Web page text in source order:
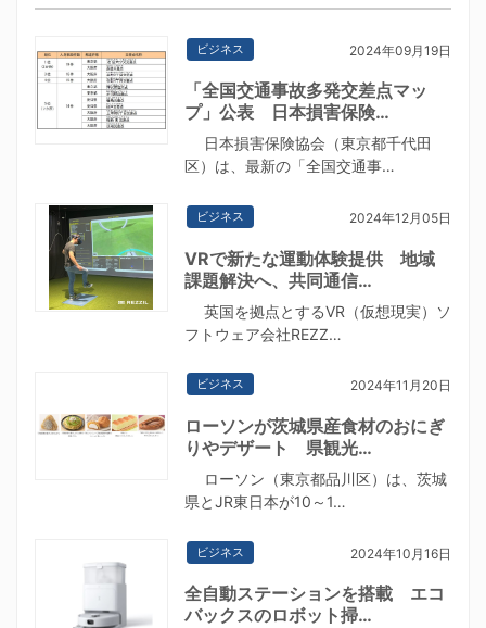
ビジネス 2024年09月19日
「全国交通事故多発交差点マッ
プ」公表 日本損害保険…
日本損害保険協会（東京都千代田
区）は、最新の「全国交通事…
ビジネス 2024年12月05日
VRで新たな運動体験提供 地域
課題解決へ、共同通信…
英国を拠点とするVR（仮想現実）ソ
フトウェア会社REZZ…
ビジネス 2024年11月20日
ローソンが茨城県産食材のおにぎ
りやデザート 県観光…
ローソン（東京都品川区）は、茨城
県とJR東日本が10～1…
ビジネス 2024年10月16日
全自動ステーションを搭載 エコ
バックスのロボット掃…